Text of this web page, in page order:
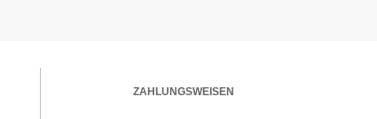
ZAHLUNGSWEISEN